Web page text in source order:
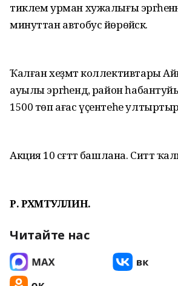
тиклем урман хужалығы эргәһенән
минуттан автобус йөрөйәсәк.
Ҡалған хеҙмәт коллективтары
ауылы эргәһендә, район
1500 төп ағас үҫентеһе
Акция 10 сәғәттә башлана. Ситтә
Р. РӘХМӘТУЛЛИН.
Читайте нас